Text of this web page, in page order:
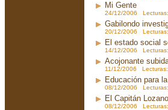
Mi Gente
24/12/2006
Gabilondo
20/12/2006
El estado social
14/12/2006
Acojonante
11/12/2006 Lecturas:
Educación para
08/12/2006
El Capitán Lozano
08/12/2006